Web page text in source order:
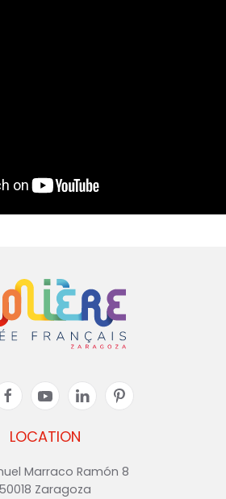
LOCATION
Marraco Ramón 8
50018 Zaragoza